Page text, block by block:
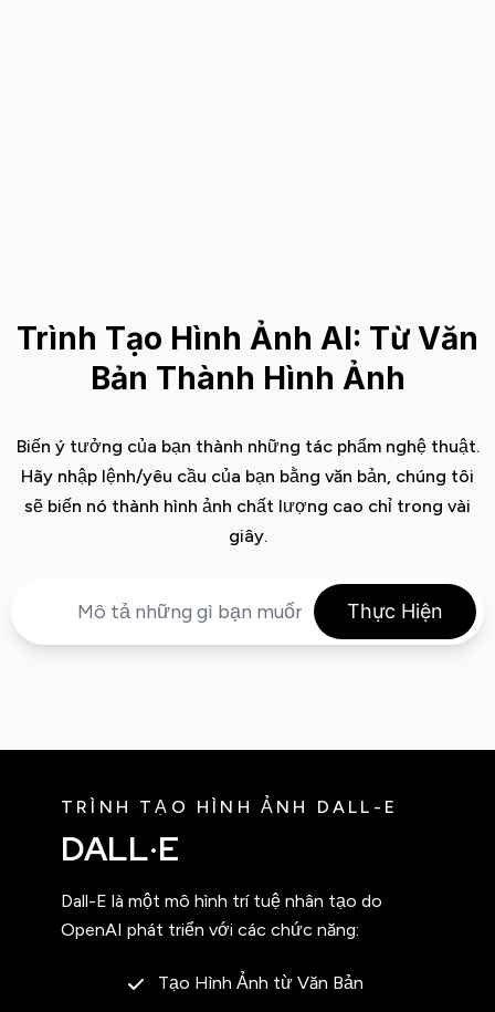
Trình Tạo Hình Ảnh AI: Từ Văn
Bản Thành Hình Ảnh
Biến ý tưởng của bạn thành những tác phẩm nghệ thuật.
Hãy nhập lệnh/yêu cầu của bạn bằng văn bản, chúng tôi
sẽ biến nó thành hình ảnh chất lượng cao chỉ trong vài
giây.
Thực Hiện
TRÌNH TẠO HÌNH ẢNH DALL-E
DALL·E
Dall-E là một mô hình trí tuệ nhân tạo do
OpenAI phát triển với các chức năng:
Tạo Hình Ảnh từ Văn Bản